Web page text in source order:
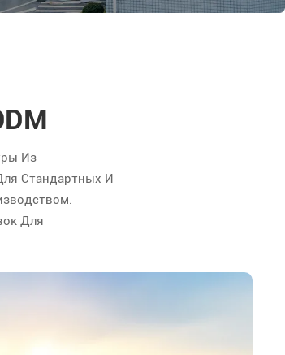
Из
Стандартных И
Для